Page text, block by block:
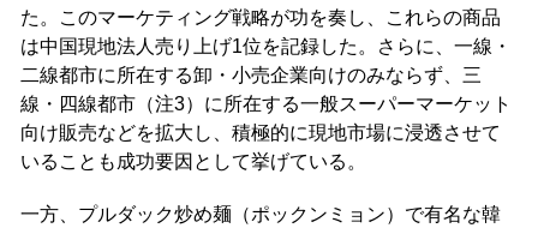
た。このマーケティング戦略が功を奏し、これらの商品
は中国現地法人売り上げ1位を記録した。さらに、一線・
二線都市に所在する卸・小売企業向けのみならず、三
線・四線都市（注3）に所在する一般スーパーマーケット
向け販売などを拡大し、積極的に現地市場に浸透させて
いることも成功要因として挙げている。
一方、プルダック炒め麺（ポックンミョン）で有名な韓